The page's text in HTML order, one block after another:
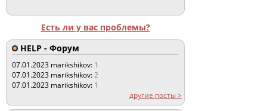
Есть ли у вас проблемы?
HELP - Форум
07.01.2023 marikshikov: 1
07.01.2023 marikshikov:2
07.01.2023 marikshikov: 1
другие посты >